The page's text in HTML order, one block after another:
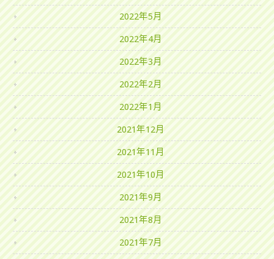
2022年5月
2022年4月
2022年3月
2022年2月
2022年1月
2021年12月
2021年11月
2021年10月
2021年9月
2021年8月
2021年7月